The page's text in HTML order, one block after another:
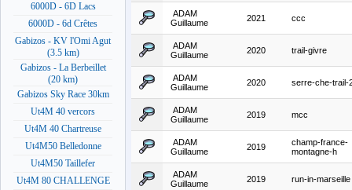
6000D - 6D Lacs
6000D - 6d Crêtes
Gabizos - KV l'Omi Agut
(3.5 km)
Gabizos - La Berbeillet
(20 km)
Gabizos Sky Race 30km
Ut4M 40 vercors
Ut4M 40 Chartreuse
Ut4M50 Belledonne
Ut4M50 Taillefer
Ut4M 80 CHALLENGE
ADAM
Guillaume
2021 ccc
ADAM
Guillaume
2020 trail-givre
ADAM
Guillaume
2020 serre-che-trail-
ADAM
Guillaume
2019 mcc
ADAM
Guillaume
2019
champ-france-
montagne-h
ADAM
Guillaume
2019 run-in-marseille